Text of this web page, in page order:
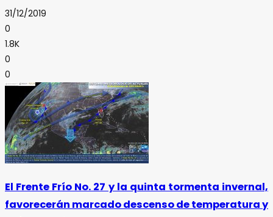
31/12/2019
0
1.8K
0
0
El Frente Frío No. 27 y la quinta tormenta invernal,
favorecerán marcado descenso de temperatura y